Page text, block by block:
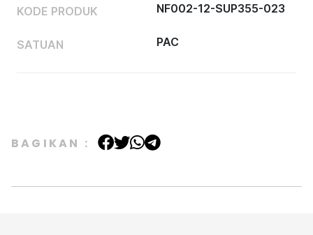
KODE PRODUK NF002-12-SUP355-023
SATUAN PAC
BAGIKAN :